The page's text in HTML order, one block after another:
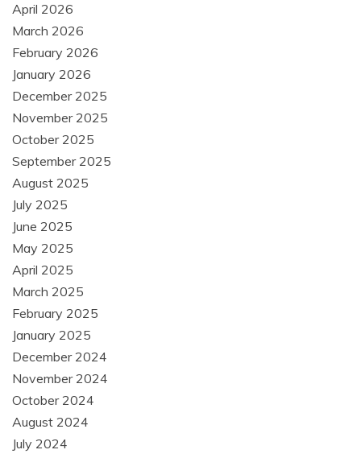
April 2026
March 2026
February 2026
January 2026
December 2025
November 2025
October 2025
September 2025
August 2025
July 2025
June 2025
May 2025
April 2025
March 2025
February 2025
January 2025
December 2024
November 2024
October 2024
August 2024
July 2024